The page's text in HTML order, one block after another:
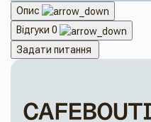
Опис
Відгуки 0
Задати питання